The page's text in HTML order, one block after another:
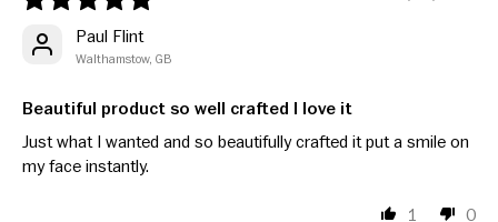
Paul Flint
Walthamstow, GB
Beautiful product so well crafted I love it
Just what I wanted and so beautifully crafted it put a smile on
my face instantly.
1 0